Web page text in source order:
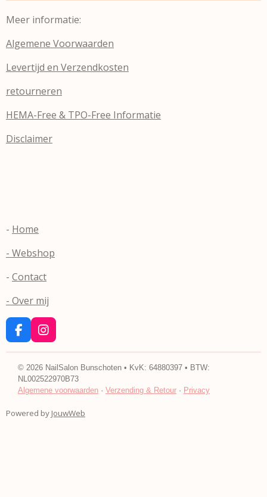
Meer informatie:
Algemene Voorwaarden
Levertijd en Verzendkosten
retourneren
HEMA-Free & TPO-Free Informatie
Disclaimer
- Home
- Webshop
- Contact
- Over mij
F
a
c
e
b
o
k
I
n
s
t
a
g
a
© 2026 NailSalon Bunschoten • KvK: 64880397 • BTW:
NL002522970B73
Algemene voorwaarden · Verzending & Retour · Privacy
Powered by JouwWeb